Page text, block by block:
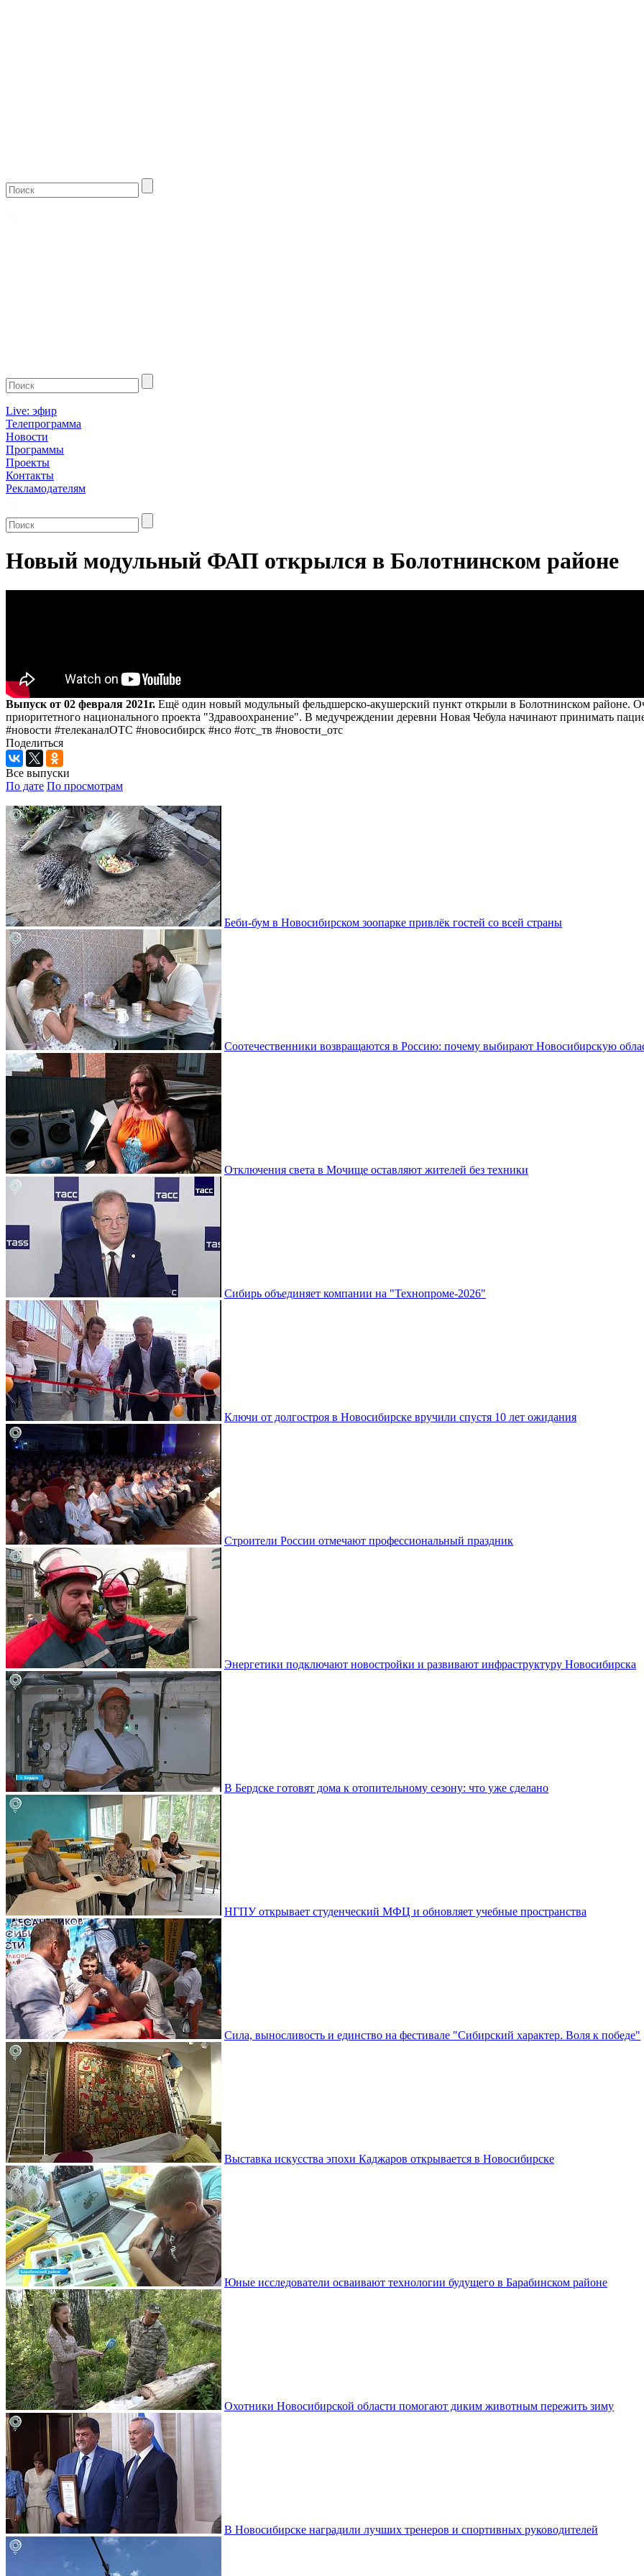
Live: эфир
Телепрограмма
Новости
Программы
Проекты
Контакты
Рекламодателям
Новый модульный ФАП открылся в Болотнинском районе
Выпуск от 02 февраля 2021г. Ещё один новый модульный фельдшерско-акушерский пункт открыли в Болотнинском районе.
приоритетного национального проекта "Здравоохранение". В медучреждении деревни Новая Чебула начинают принимать
#новости #телеканалОТС #новосибирск #нсо #отс_тв #новости_отс
Поделиться
Все выпуски
По дате По просмотрам
Беби-бум в Новосибирском зоопарке привлёк гостей со всей страны
Соотечественники возвращаются в Россию: почему выбирают Новосибирскую
Отключения света в Мочище оставляют жителей без техники
Сибирь объединяет компании на "Технопроме-2026"
Ключи от долгостроя в Новосибирске вручили спустя 10 лет ожидания
Строители России отмечают профессиональный праздник
Энергетики подключают новостройки и развивают инфраструктуру Новосибирска
В Бердске готовят дома к отопительному сезону: что уже сделано
НГПУ открывает студенческий МФЦ и обновляет учебные пространства
Сила, выносливость и единство на фестивале "Сибирский характер. Воля к победе"
Выставка искусства эпохи Каджаров открывается в Новосибирске
Юные исследователи осваивают технологии будущего в Барабинском районе
Охотники Новосибирской области помогают диким животным пережить зиму
В Новосибирске наградили лучших тренеров и спортивных руководителей